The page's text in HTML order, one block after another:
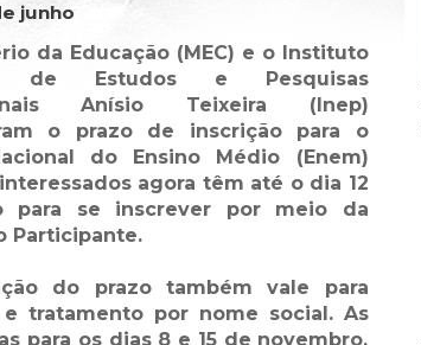
junho
da Educação (MEC) e o Instituto
de Estudos e Pesquisas
Anísio Teixeira (Inep)
o prazo de inscrição para o
do Ensino Médio (Enem)
agora têm até o dia 12
para se inscrever por meio da
Participante.
do prazo também vale para
tratamento por nome social. As
para os dias 8 e 15 de novembro,